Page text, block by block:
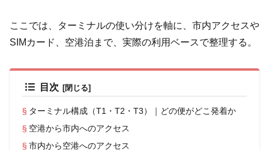
ここでは、ターミナルの使い分けを軸に、市内アクセスや
SIMカード、空港泊まで、実際の利用ベースで整理する。
目次
ターミナル構成（T1・T2・T3）｜どの便がどこ発着か
空港から市内へのアクセス
市内から空港へのアクセス